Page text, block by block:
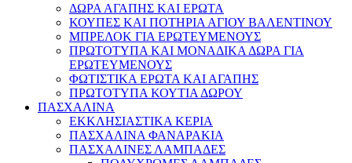
ΔΩΡΑ ΑΓΑΠΗΣ ΚΑΙ ΕΡΩΤΑ
ΚΟΥΠΕΣ ΚΑΙ ΠΟΤΗΡΙΑ ΑΓΙΟΥ ΒΑΛΕΝΤΙΝΟΥ
ΜΠΡΕΛΟΚ ΓΙΑ ΕΡΩΤΕΥΜΕΝΟΥΣ
ΠΡΩΤΟΤΥΠΑ ΚΑΙ ΜΟΝΑΔΙΚΑ ΔΩΡΑ ΓΙΑ
ΕΡΩΤΕΥΜΕΝΟΥΣ
ΦΩΤΙΣΤΙΚΑ ΕΡΩΤΑ ΚΑΙ ΑΓΑΠΗΣ
ΠΡΩΤΟΤΥΠΑ ΚΟΥΤΙΑ ΔΩΡΟΥ
ΠΑΣΧΑΛΙΝΑ
ΕΚΚΛΗΣΙΑΣΤΙΚΑ ΚΕΡΙΑ
ΠΑΣΧΑΛΙΝΑ ΦΑΝΑΡΑΚΙΑ
ΠΑΣΧΑΛΙΝΕΣ ΛΑΜΠΑΔΕΣ